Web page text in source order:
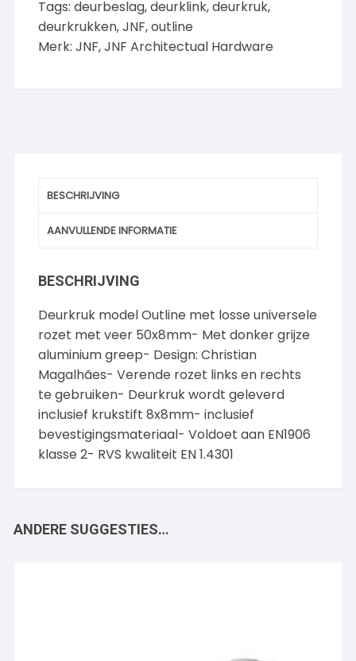
Tags:deurbeslag,deurklink,deurkruk,
deurkrukken,JNF,outline
Merk:JNF,JNF Architectual Hardware
BESCHRIJVING
AANVULLENDE INFORMATIE
BESCHRIJVING
Deurkruk model Outline met losse universele
rozet met veer 50x8mm- Met donker grijze
aluminium greep- Design: Christian
Magalhães- Verende rozet links en rechts
te gebruiken- Deurkruk wordt geleverd
inclusief krukstift 8x8mm- inclusief
bevestigingsmateriaal- Voldoet aan EN1906
klasse 2- RVS kwaliteit EN 1.4301
ANDERE SUGGESTIES…